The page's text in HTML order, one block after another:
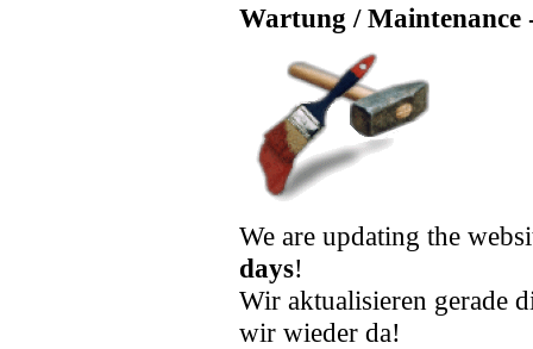
Wartung / Maintenance
We are updating the
days!
Wir aktualisieren gerade
wir wieder da!